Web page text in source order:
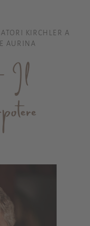
KIRCHLER A
AURINA
Il